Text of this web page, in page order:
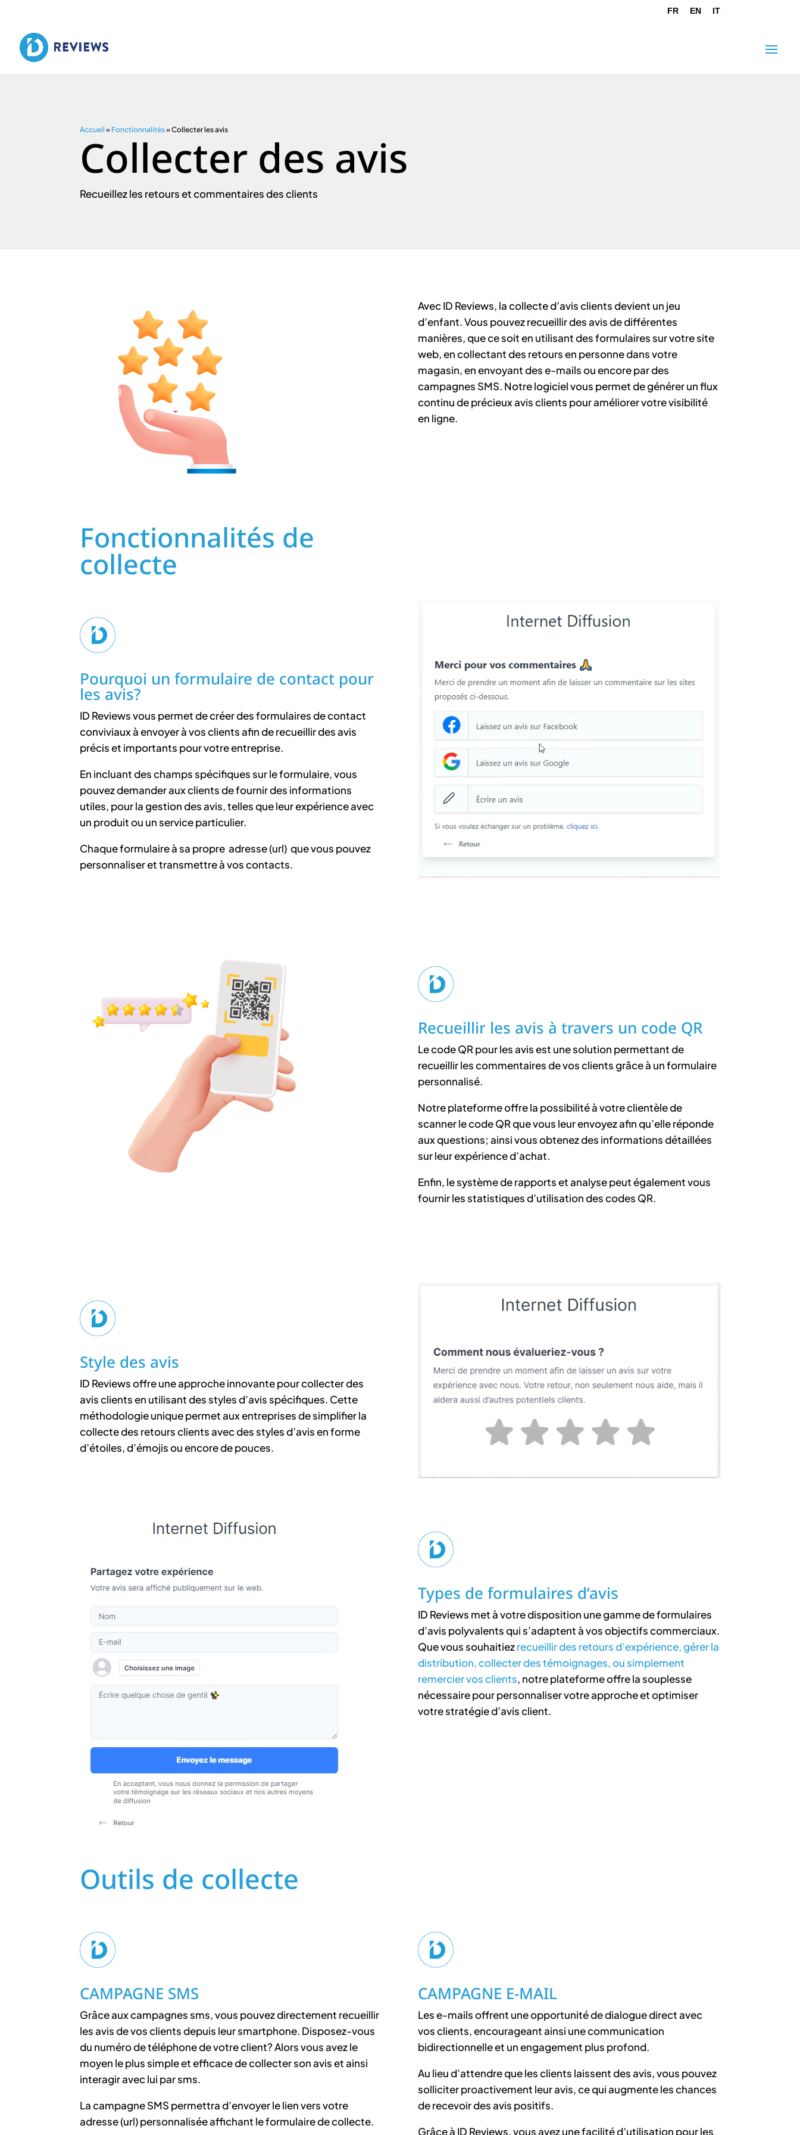
FR EN IT
Accueil » Fonctionnalités»Collecter les avis
Collecter des avis
Recueillez les retours et commentaires des clients
Avec ID Reviews, la collecte d’avis clients devient un jeu
d’enfant. Vous pouvez recueillir des avis de différentes
manières, que ce soit en utilisant des formulaires sur votre site
web, en collectant des retours en personne dans votre
magasin, en envoyant des e-mails ou encore par des
campagnes SMS. Notre logiciel vous permet de générer un flux
continu de précieux avis clients pour améliorer votre visibilité
en ligne.
Fonctionnalités de
collecte
Pourquoi un formulaire de contact pour
les avis?
ID Reviews vous permet de créer des formulaires de contact
conviviaux à envoyer à vos clients afin de recueillir des avis
précis et importants pour votre entreprise.
En incluant des champs spécifiques sur le formulaire, vous
pouvez demander aux clients de fournir des informations
utiles, pour la gestion des avis, telles que leur expérience avec
un produit ou un service particulier.
Chaque formulaire à sa propre adresse (url) que vous pouvez
personnaliser et transmettre à vos contacts.
Recueillir les avis à travers un code QR
Le code QR pour les avis est une solution permettant de
recueillir les commentaires de vos clients grâce à un formulaire
personnalisé.
Notre plateforme offre la possibilité à votre clientèle de
scanner le code QR que vous leur envoyez afin qu’elle réponde
aux questions; ainsi vous obtenez des informations détaillées
sur leur expérience d’achat.
Enfin, le système de rapports et analyse peut également vous
fournir les statistiques d’utilisation des codes QR.
Style des avis
ID Reviews offre une approche innovante pour collecter des
avis clients en utilisant des styles d’avis spécifiques. Cette
méthodologie unique permet aux entreprises de simplifier la
collecte des retours clients avec des styles d’avis en forme
d’étoiles, d’émojis ou encore de pouces.
Types de formulaires d’avis
ID Reviews met à votre disposition une gamme de formulaires
d’avis polyvalents qui s’adaptent à vos objectifs commerciaux.
Que vous souhaitiezrecueillir des retours d’expérience, gérer la
distribution, collecter des témoignages, ou simplement
remercier vos clients, notre plateforme offre la souplesse
nécessaire pour personnaliser votre approche et optimiser
votre stratégie d’avis client.
Outils de collecte
CAMPAGNE SMS
Grâce aux campagnes sms, vous pouvez directement recueillir
les avis de vos clients depuis leur smartphone. Disposez-vous
du numéro de téléphone de votre client? Alors vous avez le
moyen le plus simple et efficace de collecter son avis et ainsi
interagir avec lui par sms.
La campagne SMS permettra d’envoyer le lien vers votre
adresse (url) personnalisée affichant le formulaire de collecte.
CAMPAGNE E-MAIL
Les e-mails offrent une opportunité de dialogue direct avec
vos clients, encourageant ainsi une communication
bidirectionnelle et un engagement plus profond.
Au lieu d’attendre que les clients laissent des avis, vous pouvez
solliciter proactivement leur avis, ce qui augmente les chances
de recevoir des avis positifs.
Grâce à ID Reviews, vous avez une facilité d’utilisation pour les